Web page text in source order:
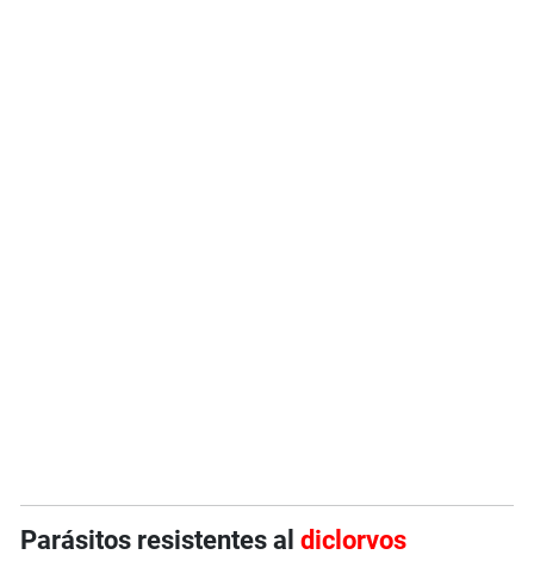
Parásitos resistentes aldiclorvos